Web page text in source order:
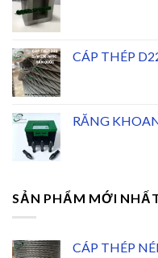
CÁP THÉP
RĂNG
SẢN PHẨM MỚI
CÁP THÉP